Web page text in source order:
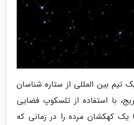
تیم بین المللی از ستاره شناسان
با استفاده از تلسکوپ فضایی
یک کهکشان مرده را در زمانی که